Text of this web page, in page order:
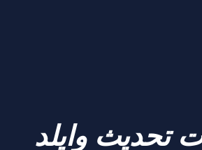
تحديث وايلد